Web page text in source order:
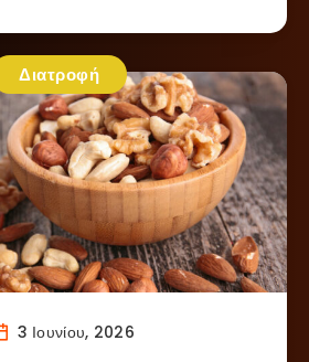
Διατροφή
3 Ιουνίου, 2026